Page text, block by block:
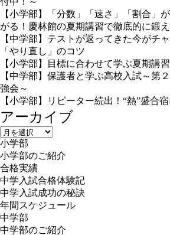
【小学部】「分数」「速さ」「割合」
がる！慶林館の夏期講習で徹底的に鍛え
【中学部】テストが返ってきた今がチ
「やり直し」のコツ
【小学部】目標に合わせて学ぶ夏期講
【中学部】保護者と学ぶ高校入試～第
強会～
【小学部】リピーター続出！“熱”盛合
アーカイブ
ア
ー
カ
イ
ブ
小学部
小学部のご紹介
合格実績
中学入試合格体験記
中学入試成功の秘訣
年間スケジュール
中学部
中学部のご紹介